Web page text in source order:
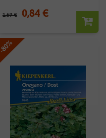
1,69 € 0,84 €
-80%